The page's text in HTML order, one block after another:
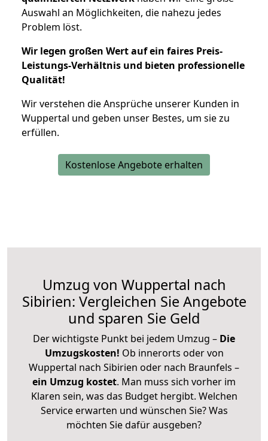
Auswahl an Möglichkeiten, die nahezu jedes
Problem löst.
Wir legen großen Wert auf ein faires Preis-
Leistungs-Verhältnis und bieten professionelle
Qualität!
Wir verstehen die Ansprüche unserer Kunden in
Wuppertal und geben unser Bestes, um sie zu
erfüllen.
Kostenlose Angebote erhalten
Umzug von Wuppertal nach
Sibirien: Vergleichen Sie Angebote
und sparen Sie Geld
Der wichtigste Punkt bei jedem Umzug – Die
Umzugskosten! Ob innerorts oder von
Wuppertal nach Sibirien oder nach Braunfels –
ein Umzug kostet. Man muss sich vorher im
Klaren sein, was das Budget hergibt. Welchen
Service erwarten und wünschen Sie? Was
möchten Sie dafür ausgeben?